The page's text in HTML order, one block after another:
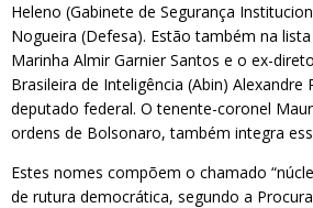
Heleno (Gabinete de Segurança
Nogueira (Defesa). Estão também na
Marinha Almir Garnier Santos e o ex-
Brasileira de Inteligência (Abin) Alexandre
deputado federal. O tenente-coronel
ordens de Bolsonaro, também integra
Estes nomes compõem o chamado
de rutura democrática, segundo a